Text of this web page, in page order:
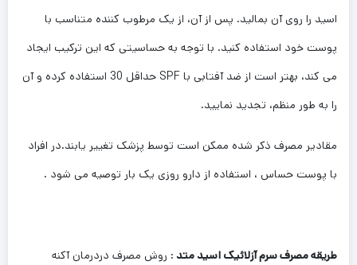
اسید را روی آن بمالید. پس از آن، از یک مرطوب کننده متناسب با
پوست خود استفاده کنید. با توجه به حساسیتی که این ترکیب ایجاد
می‌ کند، بهتر است از ضد آفتابی با SPF حداقل 30 استفاده کرده و آن
را به طور منظم، تجدید نمایید.
مقادیر مصرف ذکر شده ممکن است توسط پزشک تغییر یابند.در افراد
با پوست حساس ، استفاده از دارو روزی یک بار توصیه می شود .
طریقه مصرف سرم آزلائیک اسید متد : روش مصرف دردرمان آکنه